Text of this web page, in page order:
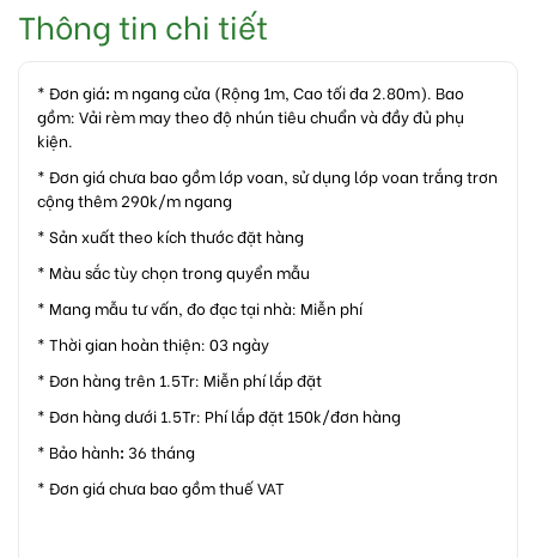
Thông tin chi tiết
* Đơn giá: m ngang cửa (Rộng 1m, Cao tối đa 2.80m). Bao
gồm: Vải rèm may theo độ nhún tiêu chuẩn và đầy đủ phụ
kiện.
* Đơn giá chưa bao gồm lớp voan, sử dụng lớp voan trắng trơn
cộng thêm 290k/m ngang
* Sản xuất theo kích thước đặt hàng
* Màu sắc tùy chọn trong quyển mẫu
* Mang mẫu tư vấn, đo đạc tại nhà: Miễn phí
* Thời gian hoàn thiện: 03 ngày
* Đơn hàng trên 1.5Tr: Miễn phí lắp đặt
* Đơn hàng dưới 1.5Tr: Phí lắp đặt 150k/đơn hàng
* Bảo hành: 36 tháng
* Đơn giá chưa bao gồm thuế VAT